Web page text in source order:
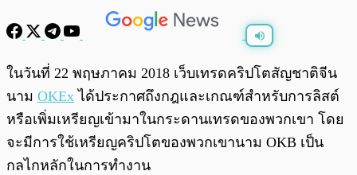
พร้อมเล่น 0:00 0:00
ในวันที่ 22 พฤษภาคม 2018 เว็บเทรดคริปโตสัญชาติจีน
นาม OKEx ได้ประกาศถึงกฎและเกณฑ์สำหรับการลิสต์
หรือเพิ่มเหรียญเข้ามาในกระดานเทรดของพวกเขา โดย
จะมีการใช้เหรียญคริปโตของพวกเขานาม OKB เป็น
กลไกหลักในการทำงาน